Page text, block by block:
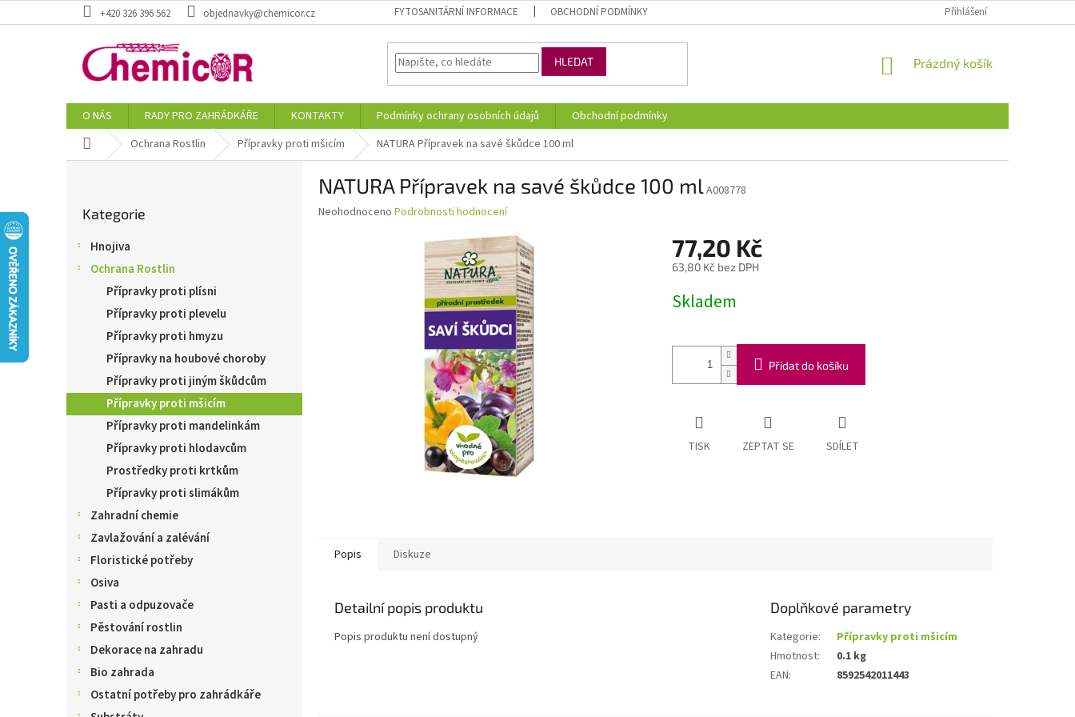
na
+420 326 396 562 objednavky@chemicor.cz FYTOSANITÁRNÍ INFORMACE OBCHODNÍ PODMÍNKY Přihlášení
HLEDAT
NÁKUPNÍ
Prázdný košík
O NÁS RADY PRO ZAHRÁDKÁŘE KONTAKTY Podmínky ochrany osobních údajů
Obchodní podmínky
Domů Ochrana Rostlin Přípravky proti mšicím NATURA Přípravek na savé škůdce 100 ml
l
kategorie
Kategorie
Hnojiva
Ochrana Rostlin
Přípravky proti plísni
Přípravky proti plevelu
Přípravky proti hmyzu
Přípravky na houbové choroby
Přípravky proti jiným škůdcům
Přípravky proti mšicím
Přípravky proti mandelinkám
Přípravky proti hlodavcům
Prostředky proti krtkům
Přípravky proti slimákům
Zahradní chemie
Zavlažování a zalévání
Floristické potřeby
Osiva
Pasti a odpuzovače
Pěstování rostlin
Dekorace na zahradu
Bio zahrada
Ostatní potřeby pro zahrádkáře
NATURA Přípravek na savé škůdce 100 mlA008778
Průměrné
Neohodnoceno Podrobnosti hodnocení
77,20 Kč
63,80 Kč bez DPH
cena:
Skladem
Přidat do košíku
TISK ZEPTAT SE SDÍLET
Popis Diskuze
Detailní popis produktu
Popis produktu není dostupný
Doplňkové parametry
Kategorie:
Přípravky proti mšicím
Hmotnost:
0.1 kg
EAN: 8592542011443